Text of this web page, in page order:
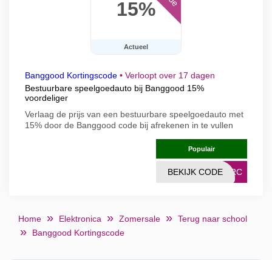
15%
Actueel
Banggood Kortingscode • Verloopt over 17 dagen
Bestuurbare speelgoedauto bij Banggood 15%
voordeliger
Verlaag de prijs van een bestuurbare speelgoedauto met
15% door de Banggood code bij afrekenen in te vullen
Populair
43RC
BEKIJK CODE
Home Elektronica Zomersale
Terug naar school
Banggood Kortingscode